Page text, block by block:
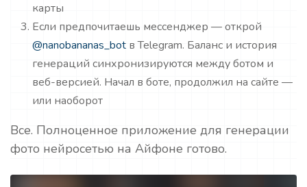
карты
Если предпочитаешь мессенджер — открой
@nanobananas_bot в Telegram. Баланс и история
генераций синхронизируются между ботом и
веб-версией. Начал в боте, продолжил на сайте —
или наоборот
Все. Полноценное приложение для генерации
фото нейросетью на Айфоне готово.